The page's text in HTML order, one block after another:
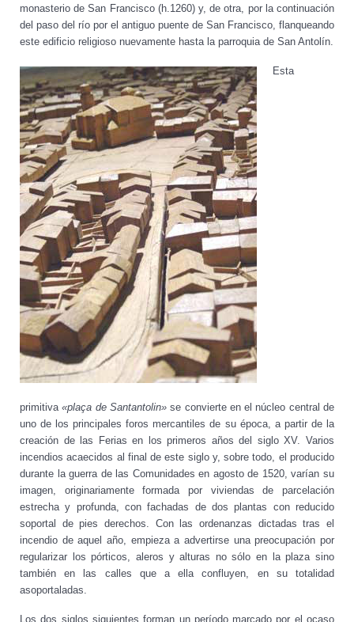
monasterio de San Francisco (h.1260) y, de otra, por la continuación
del paso del río por el antiguo puente de San Francisco, flanqueando
este edificio religioso nuevamente hasta la parroquia de San Antolín.
Esta
primitiva«plaça de Santantolin»se convierte en el núcleo central de
uno de los principales foros mercantiles de su época, a partir de la
creación de las Ferias en los primeros años del siglo XV. Varios
incendios acaecidos al final de este siglo y, sobre todo, el producido
durante la guerra de las Comunidades en agosto de 1520, varían su
imagen, originariamente formada por viviendas de parcelación
estrecha y profunda, con fachadas de dos plantas con reducido
soportal de pies derechos. Con las ordenanzas dictadas tras el
incendio de aquel año, empieza a advertirse una preocupación por
regularizar los pórticos, aleros y alturas no sólo en la plaza sino
también en las calles que a ella confluyen, en su totalidad
asoportaladas.
Los dos siglos siguientes forman un período marcado por el ocaso